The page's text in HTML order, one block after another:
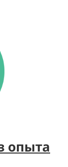
опыта